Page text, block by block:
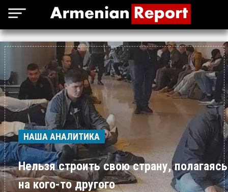
НАША АНАЛИТИКА
Нельзя строить свою страну, полагаясь
на кого-то другого